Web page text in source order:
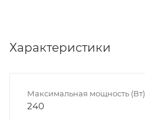
Характеристики
Максимальная мощность (Вт)
240